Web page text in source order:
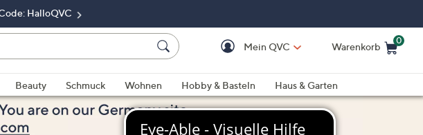
HalloQVC
Mein QVC Warenkorb
0
Beauty Schmuck Wohnen Hobby & Basteln
Haus & Garten